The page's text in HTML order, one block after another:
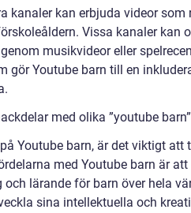
kanaler kan erbjuda videor som
Vissa kanaler kan
musikvideor eller
gör Youtube barn till en
med olika ”youtube barn”
Youtube barn, är det viktigt att
med Youtube barn är att
lärande för barn över hela
sina intellektuella och